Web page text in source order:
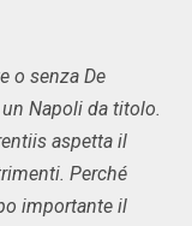
o senza De
Napoli da titolo.
aspetta il
Perché
importante il